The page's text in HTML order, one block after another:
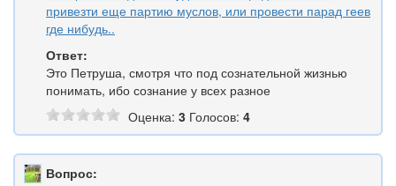
привезти еще партию муслов, или провести парад геев
где нибудь..
Ответ:
Это Петруша, смотря что под сознательной жизнью
понимать, ибо сознание у всех разное
Оценка: 3 Голосов: 4
Вопрос: